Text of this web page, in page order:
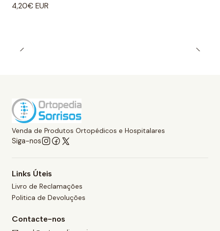
4,20€ EUR
Venda de Produtos Ortopédicos e Hospitalares
Siga-nos
Links Úteis
Livro de Reclamações
Politica de Devoluções
Contacte-nos